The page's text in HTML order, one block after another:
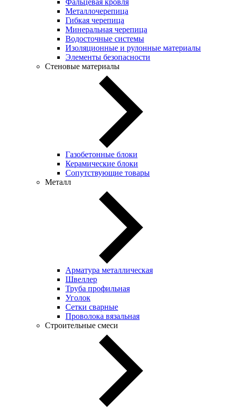
Металлочерепица
Гибкая черепица
Минеральная черепица
Водосточные системы
Изоляционные и рулонные материалы
Элементы безопасности
Стеновые материалы
Газобетонные блоки
Керамические блоки
Сопутствующие товары
Металл
Арматура металлическая
Швеллер
Труба профильная
Уголок
Сетки сварные
Проволока вязальная
Строительные смеси